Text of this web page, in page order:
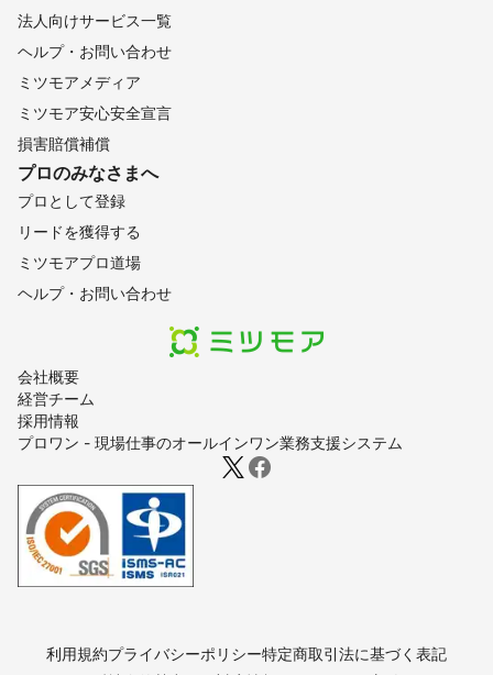
会社概要
経営チーム
採用情報
プロワン - 現場仕事のオールインワン業務支援システム
法人向けサービス一覧
ヘルプ・お問い合わせ
ミツモアメディア
ミツモア安心安全宣言
損害賠償補償
プロのみなさまへ
プロとして登録
リードを獲得する
ミツモアプロ道場
ヘルプ・お問い合わせ
利用規約プライバシーポリシー特定商取引法に基づく表記